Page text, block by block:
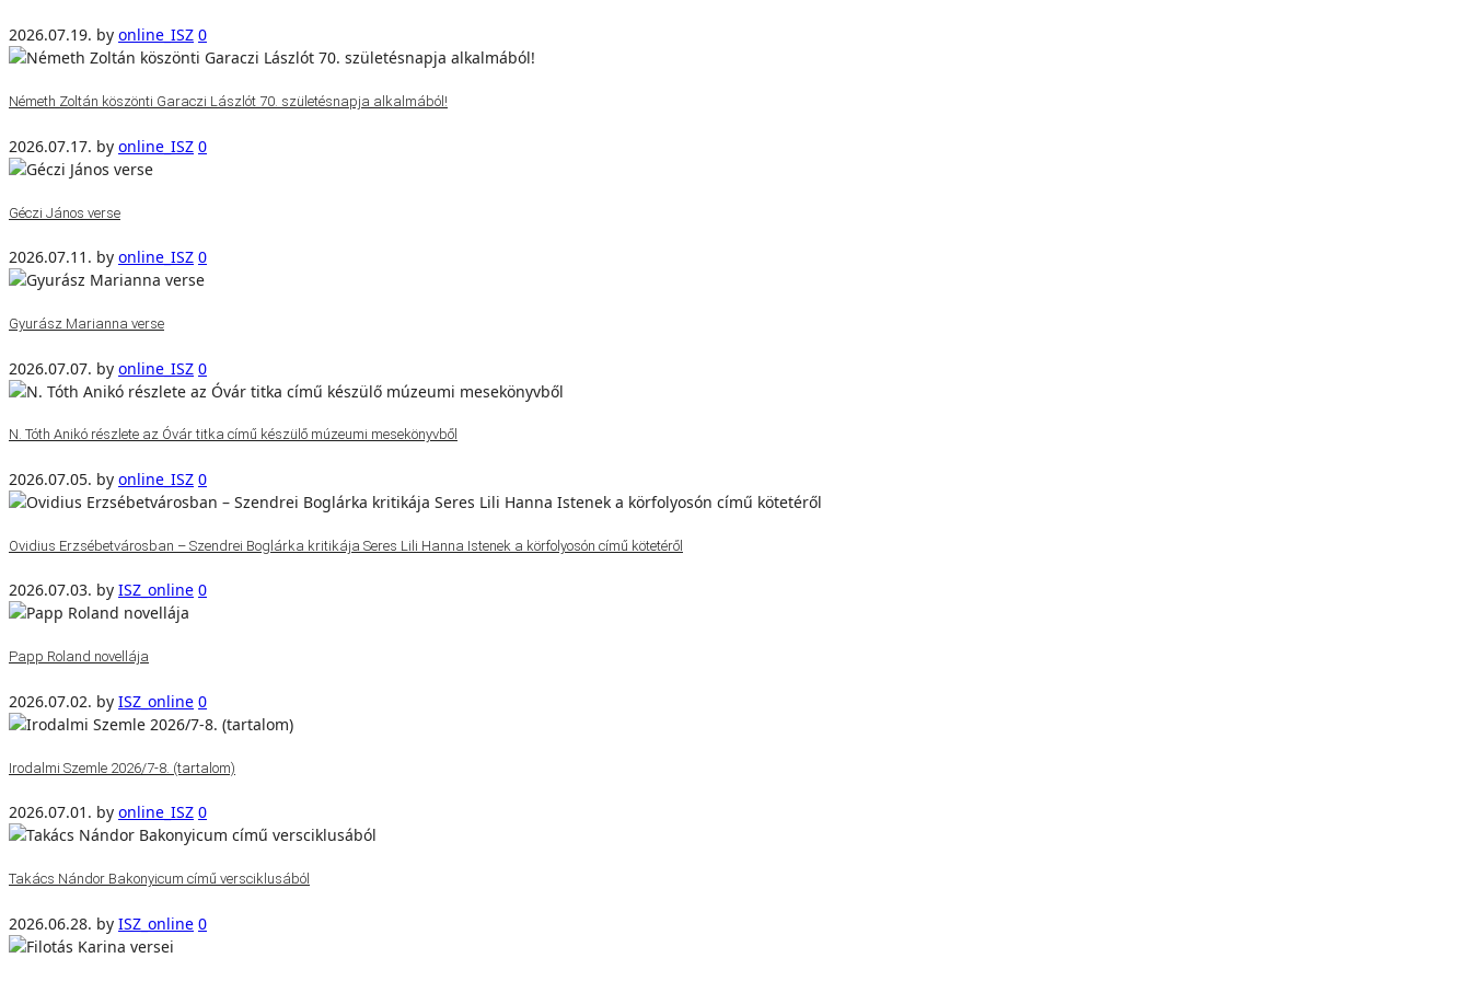
2026.07.19. by online_ISZ 0
Németh Zoltán köszönti Garaczi Lászlót 70. születésnapja alkalmából!
2026.07.17. by online_ISZ 0
Géczi János verse
2026.07.11. by online_ISZ 0
Gyurász Marianna verse
2026.07.07. by online_ISZ 0
N. Tóth Anikó részlete az Óvár titka című készülő múzeumi mesekönyvből
2026.07.05. by online_ISZ 0
Ovidius Erzsébetvárosban – Szendrei Boglárka kritikája Seres Lili Hanna Istenek a körfolyosón című kötetéről
2026.07.03. by ISZ_online 0
Papp Roland novellája
2026.07.02. by ISZ_online 0
Irodalmi Szemle 2026/7-8. (tartalom)
2026.07.01. by online_ISZ 0
Takács Nándor Bakonyicum című versciklusából
2026.06.28. by ISZ_online 0